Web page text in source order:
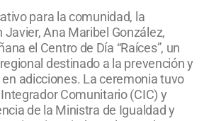
para la comunidad, la
Ana Maribel González,
el Centro de Día “Raíces”, un
destinado a la prevención y
adicciones. La ceremonia tuvo
Comunitario (CIC) y
de la Ministra de Igualdad y